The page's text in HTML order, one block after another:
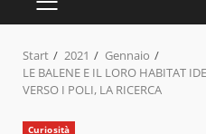
PRIMÄRES
MENÜ
Start 2021
Gennaio
LE BALENE E IL LORO HABITAT
VERSO I POLI, LA RICERCA
Curiosità